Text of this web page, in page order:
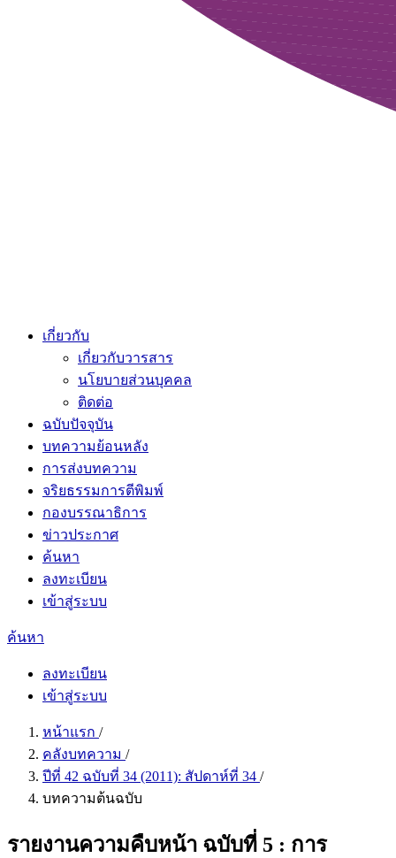
เกี่ยวกับ
เกี่ยวกับวารสาร
นโยบายส่วนบุคคล
ติดต่อ
ฉบับปัจจุบัน
บทความย้อนหลัง
การส่งบทความ
จริยธรรมการตีพิมพ์
กองบรรณาธิการ
ข่าวประกาศ
ค้นหา
ลงทะเบียน
เข้าสู่ระบบ
ค้นหา
ลงทะเบียน
เข้าสู่ระบบ
หน้าแรก /
คลังบทความ /
ปีที่ 42 ฉบับที่ 34 (2011): สัปดาห์ที่ 34 /
บทความต้นฉบับ
รายงานความคืบหน้า ฉบับที่ 5 : การ